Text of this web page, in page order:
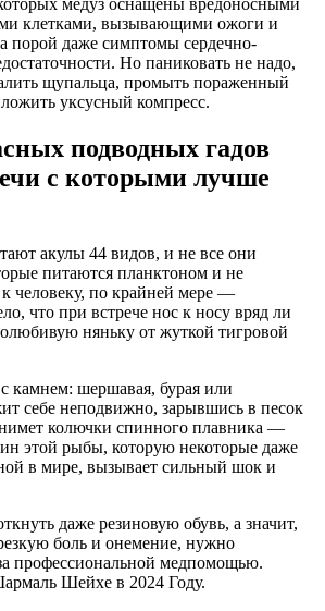
медуз оснащены вредоносными
клетками, вызывающими ожоги и
порой даже симптомы сердечно-
Но паниковать не надо,
щупальца, промыть пораженный
уксусный компресс.
подводных гадов
с которыми лучше
акулы 44 видов, и не все они
питаются планктоном и не
человеку, по крайней мере —
что при встрече нос к носу вряд ли
няньку от жуткой тигровой
с камнем: шершавая, бурая или
себе неподвижно, зарывшись в песок
колючки спинного плавника —
этой рыбы, которую некоторые даже
в мире, вызывает сильный шок и
даже резиновую обувь, а значит,
боль и онемение, нужно
профессиональной медпомощью.
Шейхе в 2024 Году.